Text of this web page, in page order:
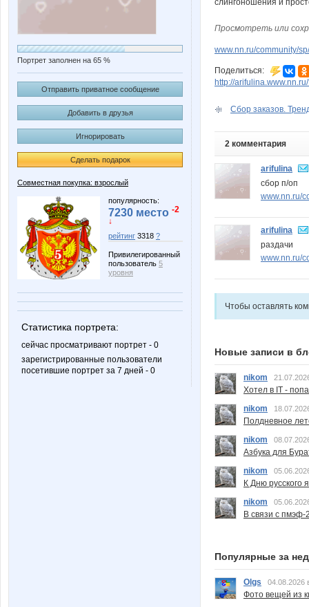
Портрет заполнен на 65 %
Отправить приватное сообщение
Добавить в друзья
Игнорировать
Сделать подарок
Совместная покупка: взрослый
популярность:
7230 место -2
↓
рейтинг 3318 ?
Привилегированный
пользователь 5
уровня
Статистика портрета:
сейчас просматривают портрет - 0
зарегистрированные пользователи
посетившие портрет за 7 дней - 0
Просмотреть или
www.nn.ru/community/
Поделиться:
http://
Сбор заказов.
2 комментария
arifulina
сбор п/оп
www.nn.ru/
arifulina
раздачи
www.nn.ru/
Чтобы оставлять
Новые записи в
nikom
Хотел в IT -
nikom
Полдневное
nikom
Азбука для
nikom
К Дню русского
nikom
В связи с пмэф-
Популярные за
Olgs 04.08.2026
Фото вещей из